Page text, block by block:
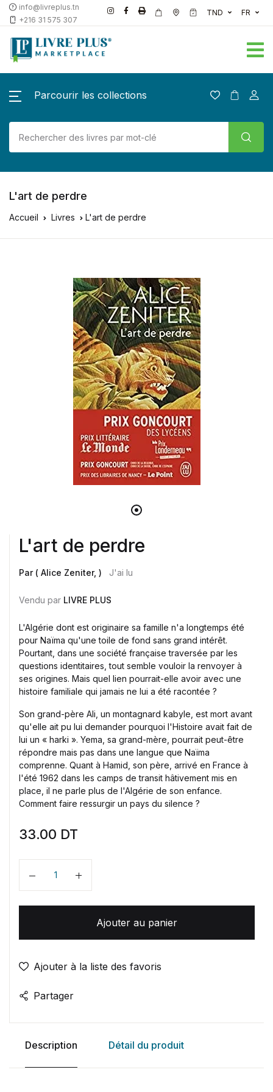
info@livreplus.tn
+216 31 575 307
TND FR
Parcourir les collections
L'art de perdre
Accueil Livres L'art de perdre
L'art de perdre
Par ( Alice Zeniter, ) J'ai lu
Vendu par LIVRE PLUS
L'Algérie dont est originaire sa famille n'a longtemps été
pour Naïma qu'une toile de fond sans grand intérêt.
Pourtant, dans une société française traversée par les
questions identitaires, tout semble vouloir la renvoyer à
ses origines. Mais quel lien pourrait-elle avoir avec une
histoire familiale qui jamais ne lui a été racontée ?
Son grand-père Ali, un montagnard kabyle, est mort avant
qu'elle ait pu lui demander pourquoi l'Histoire avait fait de
lui un « harki ». Yema, sa grand-mère, pourrait peut-être
répondre mais pas dans une langue que Naïma
comprenne. Quant à Hamid, son père, arrivé en France à
l'été 1962 dans les camps de transit hâtivement mis en
place, il ne parle plus de l'Algérie de son enfance.
Comment faire ressurgir un pays du silence ?
33.00 DT
Quantité
Ajouter au panier
Ajouter à la liste des favoris
Partager
Description Détail du produit